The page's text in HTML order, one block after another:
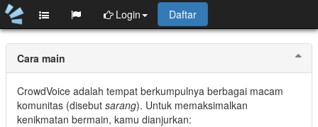
Login Daftar
Cara main
CrowdVoice adalah tempat berkumpulnya berbagai macam
komunitas (disebut sarang). Untuk memaksimalkan
kenikmatan bermain, kamu dianjurkan: